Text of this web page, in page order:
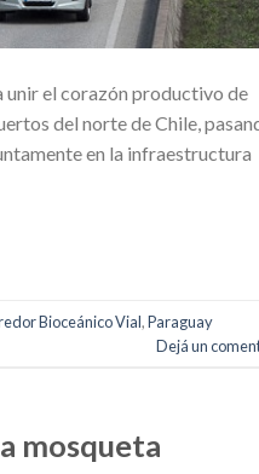
unir el corazón productivo de
del norte de Chile,
en la infraestructura
Bioceánico Vial,Paraguay
Dejá un
mosqueta